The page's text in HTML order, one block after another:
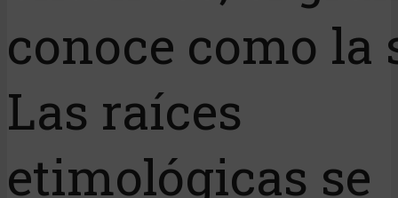
conoce como la
Las raíces
etimológicas se